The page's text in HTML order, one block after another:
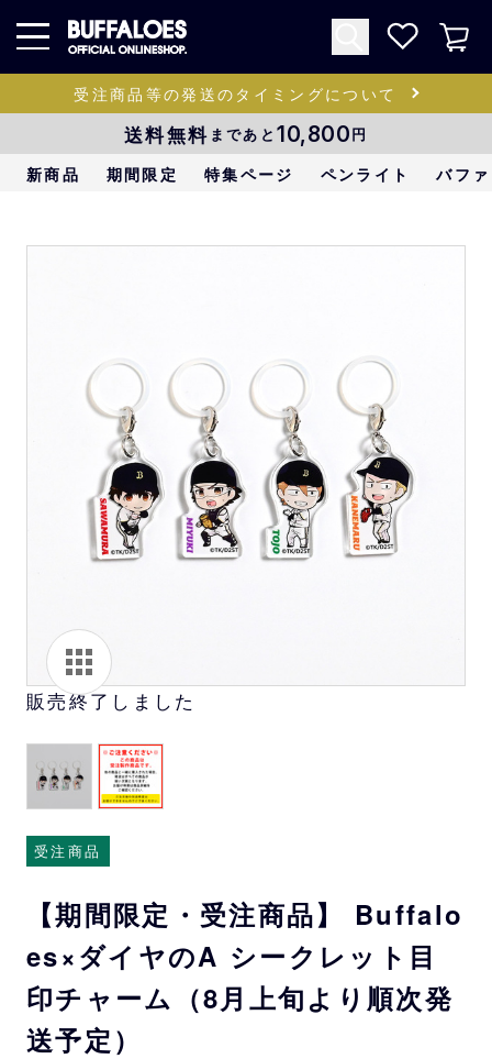
受注商品等の発送のタイミングについて
送料無料 まであと 10,800円
新商品 期間限定 特集ページ ペンライト バフ
販売終了しました
受注商品
【期間限定・受注商品】 Buffalo
es×ダイヤのA シークレット目
印チャーム（8月上旬より順次発
送予定）